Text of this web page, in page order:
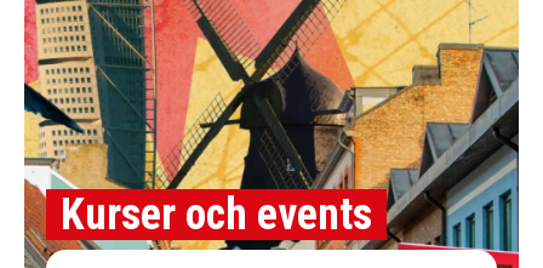
Kurser och events